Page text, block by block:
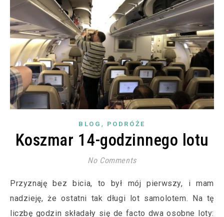
BLOG , PODRÓŻE
Koszmar 14-godzinnego lotu
No Comments
Przyznaję bez bicia, to był mój pierwszy, i mam
nadzieję, że ostatni tak długi lot samolotem. Na tę
liczbę godzin składały się de facto dwa osobne loty: